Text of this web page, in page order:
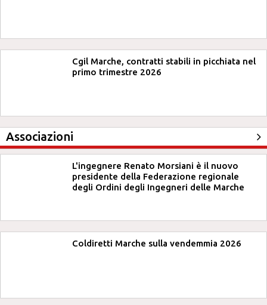
Cgil Marche, contratti stabili in picchiata nel
primo trimestre 2026
Associazioni
L'ingegnere Renato Morsiani è il nuovo
presidente della Federazione regionale
degli Ordini degli Ingegneri delle Marche
Coldiretti Marche sulla vendemmia 2026